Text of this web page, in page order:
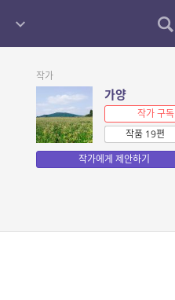
작가
가양
작가 구독
작품 19편
작가에게 제안하기